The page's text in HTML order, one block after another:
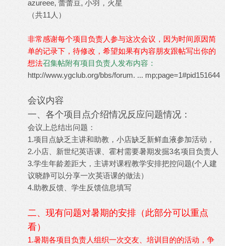
azureee, 蕾蕾豆, 小羽，火星
（共11人）
非常感谢每个项目负责人参与这次会议，因为时间原因简
单的记录下，待修改，希望如果有内容朋友跟帖写出你的
想法召集帖附有项目负责人发布内容：
http://www.ygclub.org/bbs/forum. ... mp;page=1#pid151644
会议内容
一、各个项目点介绍情况反应问题情况：
会议上总结出问题：
1.项目点缺乏主讲和助教，小店缺乏新鲜血液参加活动，
2.小店、新世纪英语课、霍村需要暑期发掘3名项目负责人
3.学生年龄差距大，主讲对课程教学安排把控问题(个人建
议晓静可以分享一次英语课的做法）
4.助教反馈、学生反馈信息填写
二、现有问题对暑期的安排（此部分可以重点
看）
1.暑期各项目负责人组织一次交友、培训目的的活动，争